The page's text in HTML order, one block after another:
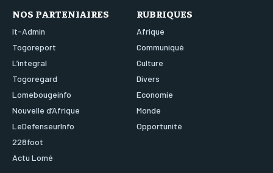
NOS PARTENIAIRES
It-Admin
Togoreport
L’integral
Togoregard
Lomebougeinfo
Nouvelle d’Afrique
LeDefenseurInfo
228foot
Actu Lomé
RUBRIQUES
Afrique
Communiqué
Culture
Divers
Economie
Monde
Opportunité